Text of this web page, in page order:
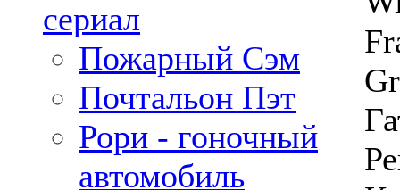
сериал
Пожарный Сэм
Почтальон Пэт
Рори - гоночный
автомобиль